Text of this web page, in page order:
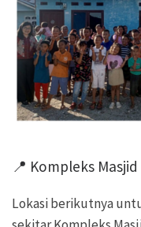
📍 Kompleks
Lokasi berikutnya